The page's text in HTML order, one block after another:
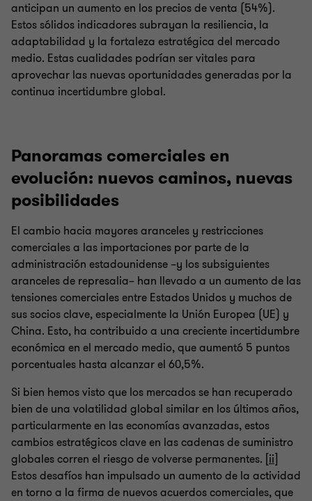
anticipan un aumento en los precios de venta (54%).
Estos sólidos indicadores subrayan la resiliencia, la
adaptabilidad y la fortaleza estratégica del mercado
medio. Estas cualidades podrían ser vitales para
aprovechar las nuevas oportunidades generadas por la
continua incertidumbre global.
Panoramas comerciales en
evolución: nuevos caminos, nuevas
posibilidades
El cambio hacia mayores aranceles y restricciones
comerciales a las importaciones por parte de la
administración estadounidense –y los subsiguientes
aranceles de represalia– han llevado a un aumento de las
tensiones comerciales entre Estados Unidos y muchos de
sus socios clave, especialmente la Unión Europea (UE) y
China. Esto, ha contribuido a una creciente incertidumbre
económica en el mercado medio, que aumentó 5 puntos
porcentuales hasta alcanzar el 60,5%.
Si bien hemos visto que los mercados se han recuperado
bien de una volatilidad global similar en los últimos años,
particularmente en las economías avanzadas, estos
cambios estratégicos clave en las cadenas de suministro
globales corren el riesgo de volverse permanentes. [ii]
Estos desafíos han impulsado un aumento de la actividad
en torno a la firma de nuevos acuerdos comerciales, que